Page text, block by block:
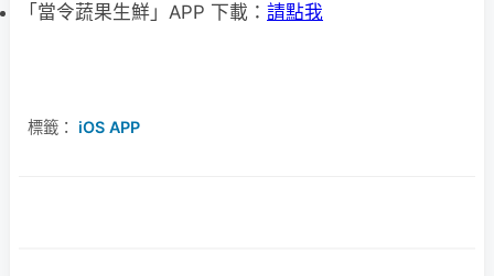
「當令蔬果生鮮」APP 下載： 請點我
標籤： iOS APP